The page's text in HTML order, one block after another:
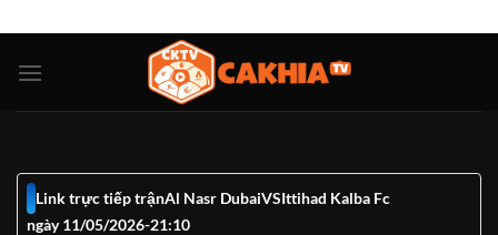
qua
nội
Link trực tiếp trậnAl Nasr DubaiVSIttihad Kalba Fc
ngày 11/05/2026-21:10